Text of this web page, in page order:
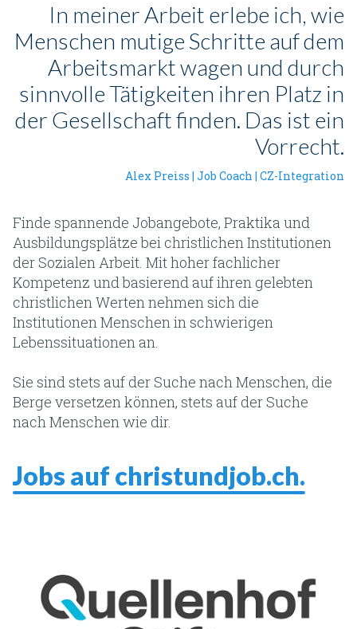
In meiner Arbeit erlebe ich, wie
Menschen mutige Schritte auf dem
Arbeitsmarkt wagen und durch
sinnvolle Tätigkeiten ihren Platz in
der Gesellschaft finden. Das ist ein
Vorrecht.
Alex Preiss | Job Coach | CZ-Integration
Finde spannende Jobangebote, Praktika und
Ausbildungsplätze bei christlichen Institutionen
der Sozialen Arbeit. Mit hoher fachlicher
Kompetenz und basierend auf ihren gelebten
christlichen Werten nehmen sich die
Institutionen Menschen in schwierigen
Lebenssituationen an.
Sie sind stets auf der Suche nach Menschen, die
Berge versetzen können, stets auf der Suche
nach Menschen wie dir.
Jobs auf christundjob.ch